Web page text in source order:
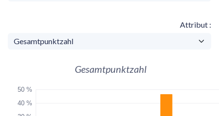
Attribut
Gesamtpunktzahl
40 %
50 %